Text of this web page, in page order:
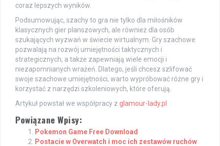
coraz lepszych wyników.
Podsumowując, szachy to gra nie tylko dla miłośników
klasycznych gier planszowych, ale również dla osób
szukających wyzwań w świecie wirtualnym. Gry szachowe
pozwalają na rozwój umiejętności taktycznych i
strategicznych, a także zapewniają wiele emocji i
niezapomnianych wrażeń. Dlatego, jeśli chcesz szlifować
swoje szachowe umiejętności, warto wypróbować różne gry i
korzystać z narzędzi szkoleniowych, które oferują.
Artykuł powstał we współpracy z glamour-lady.pl
Powiązane Wpisy:
Pokemon Game Free Download
Postacie w Overwatch i moc ich zestawów ruchów